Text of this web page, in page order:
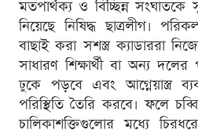
মতপার্থক্য ও বিচ্ছিন্ন
নিয়েছে নিষিদ্ধ ছাত্রলীগ।
বাছাই করা সশস্ত্র ক্যাডাররা
সাধারণ শিক্ষার্থী বা অন্য
ঢুকে পড়বে এবং আগ্নেয়াস্ত্র
পরিস্থিতি তৈরি করবে। ফলে
চালিকাশক্তিগুলোর মধ্যে